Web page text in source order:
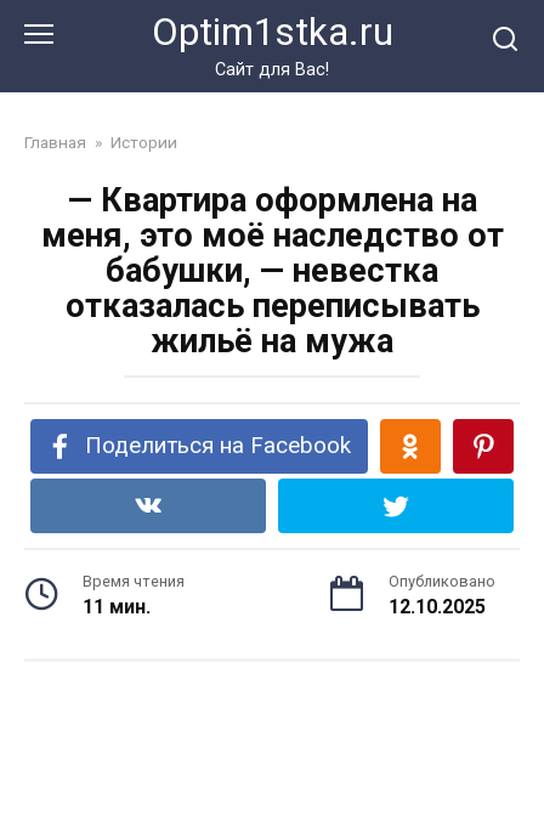
Optim1stka.ru
Сайт для Вас!
Главная » Истории
— Квартира оформлена на
меня, это моё наследство от
бабушки, — невестка
отказалась переписывать
жильё на мужа
Поделиться на Facebook
Время чтения
11 мин.
Опубликовано
12.10.2025